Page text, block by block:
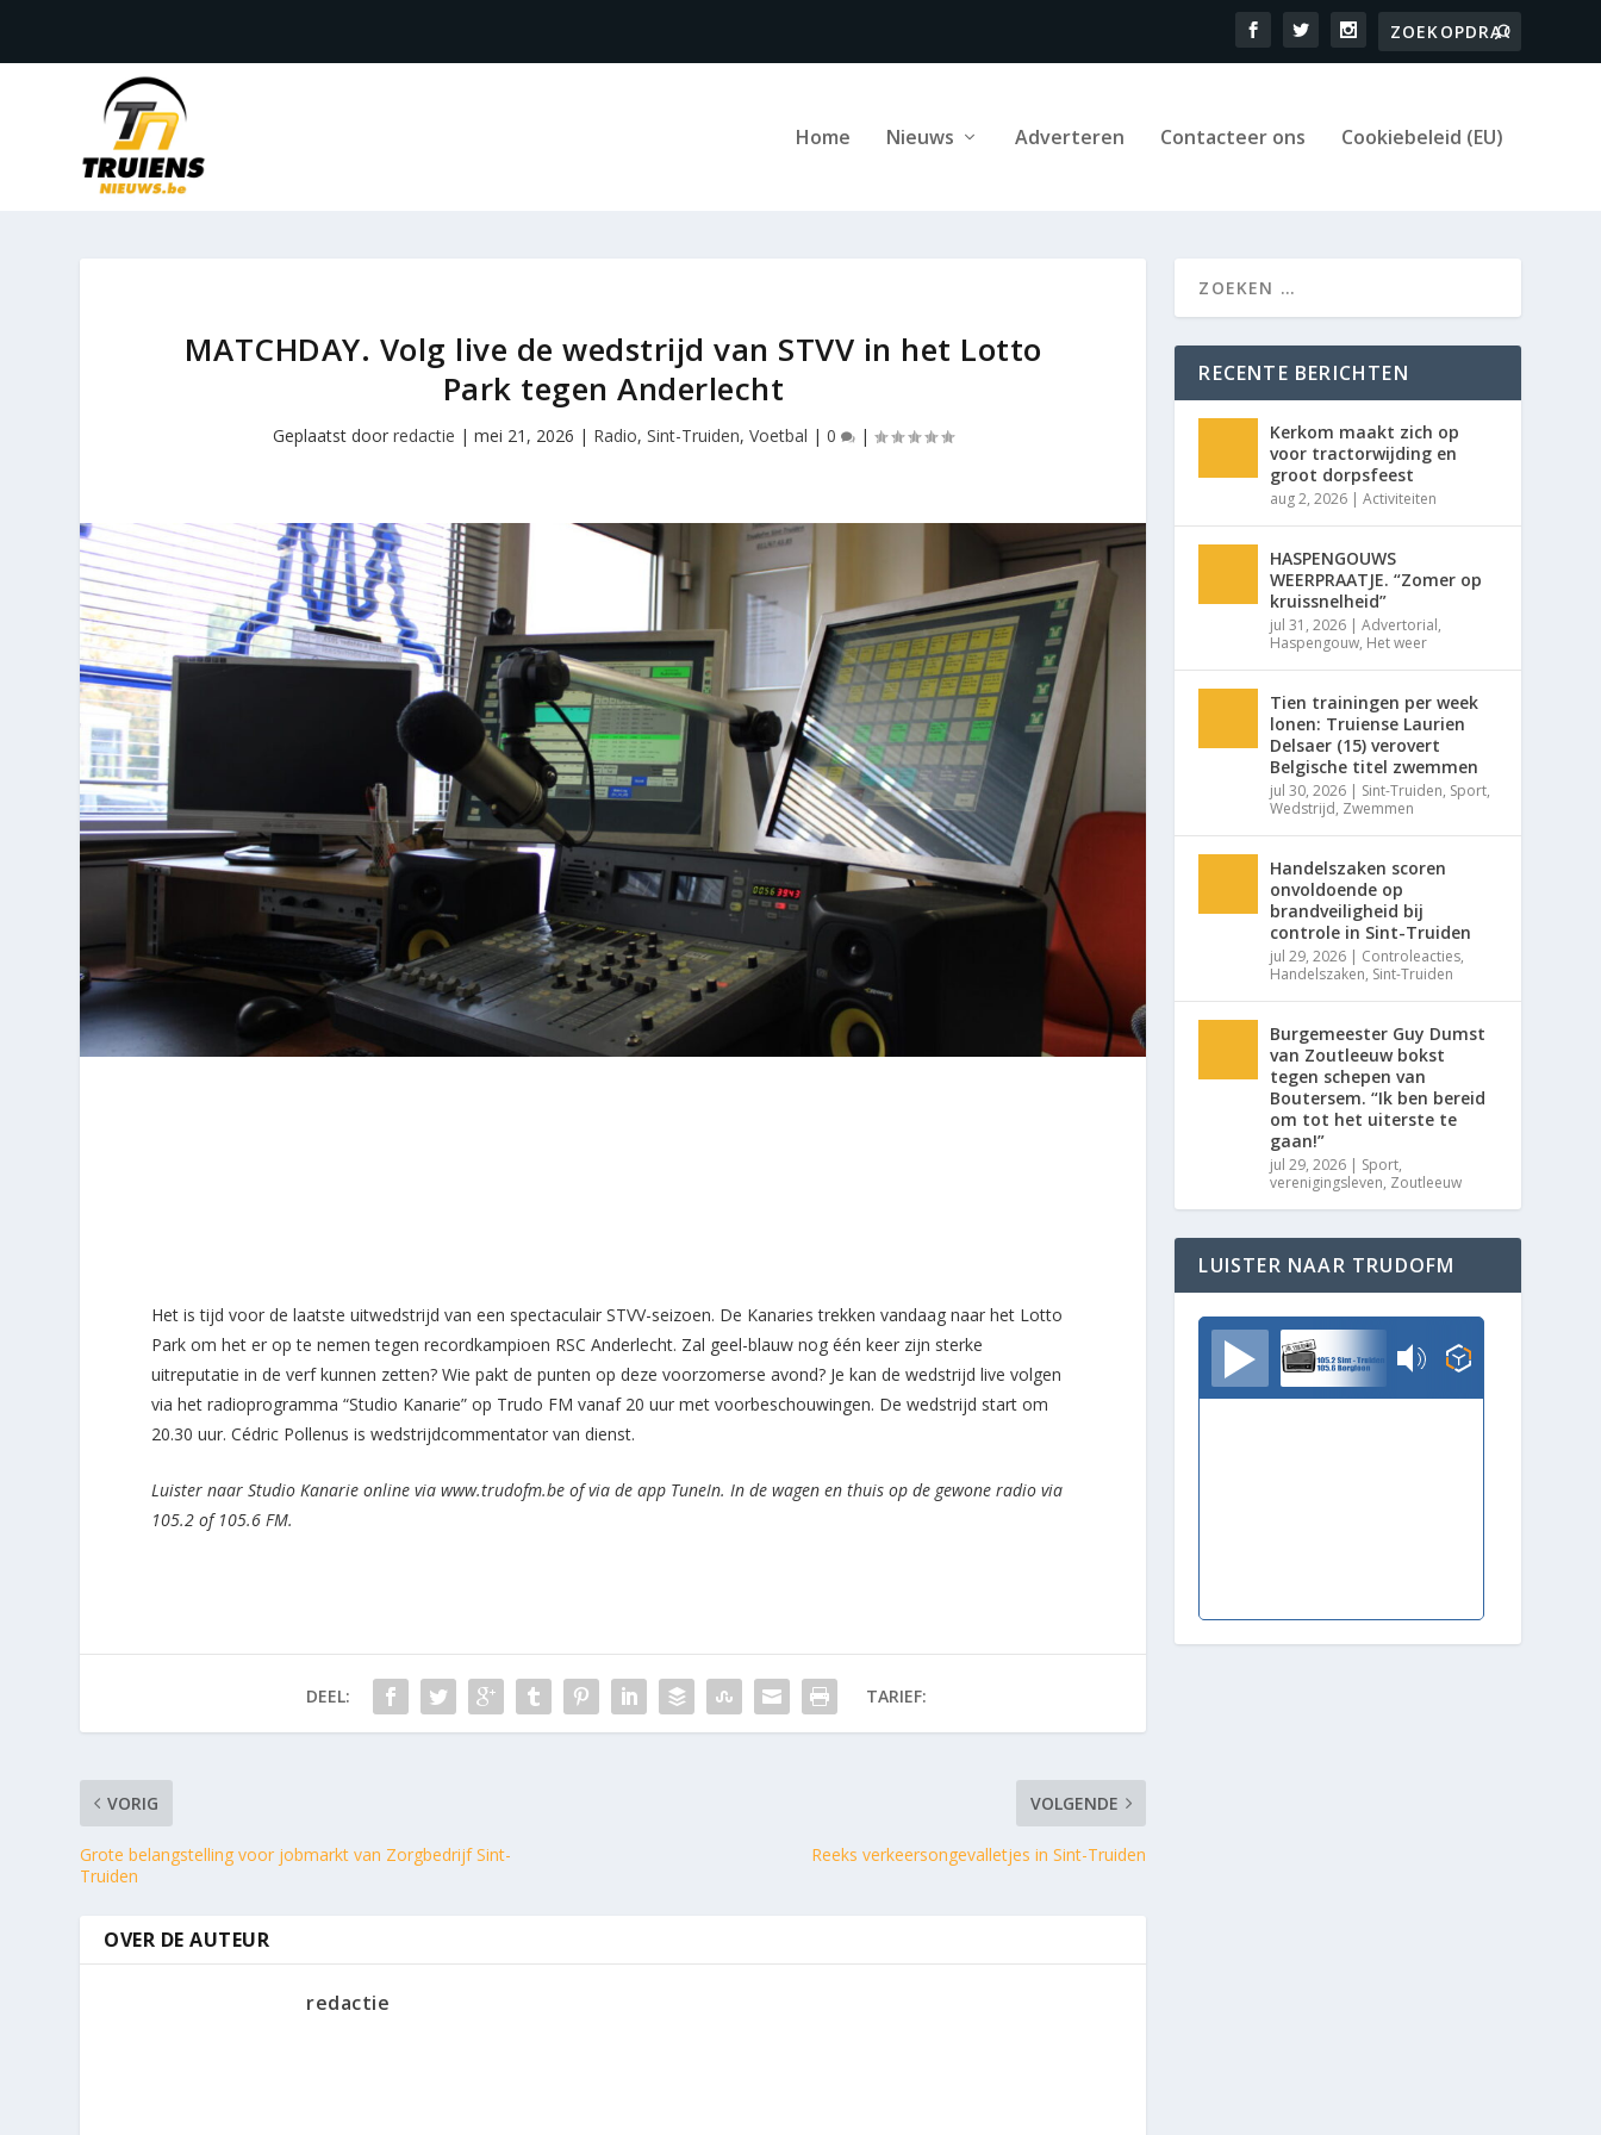
Home Nieuws Adverteren Contacteer ons Cookiebeleid (EU)
MATCHDAY. Volg live de wedstrijd van STVV in het Lotto
Park tegen Anderlecht
Geplaatst doorredactie |mei 21, 2026 | Radio,Sint-Truiden,Voetbal |0 |
Het is tijd voor de laatste uitwedstrijd van een spectaculair STVV-seizoen. De Kanaries trekken vandaag naar het Lotto
Park om het er op te nemen tegen recordkampioen RSC Anderlecht. Zal geel-blauw nog één keer zijn sterke
uitreputatie in de verf kunnen zetten? Wie pakt de punten op deze voorzomerse avond? Je kan de wedstrijd live volgen
via het radioprogramma “Studio Kanarie” op Trudo FM vanaf 20 uur met voorbeschouwingen. De wedstrijd start om
20.30 uur. Cédric Pollenus is wedstrijdcommentator van dienst.
Luister naar Studio Kanarie online via www.trudofm.be of via de app TuneIn. In de wagen en thuis op de gewone radio via
105.2 of 105.6 FM.
DEEL: TARIEF:
VORIG
Grote belangstelling voor jobmarkt van Zorgbedrijf Sint-
Truiden
VOLGENDE
Reeks verkeersongevalletjes in Sint-Truiden
OVER DE AUTEUR
redactie
RECENTE BERICHTEN
Kerkom maakt zich op
voor tractorwijding en
groot dorpsfeest
aug 2, 2026 |Activiteiten
HASPENGOUWS
WEERPRAATJE. “Zomer op
kruissnelheid”
jul 31, 2026 |Advertorial,
Haspengouw, Het weer
Tien trainingen per week
lonen: Truiense Laurien
Delsaer (15) verovert
Belgische titel zwemmen
jul 30, 2026 | Sint-Truiden, Sport,
Wedstrijd, Zwemmen
Handelszaken scoren
onvoldoende op
brandveiligheid bij
controle in Sint-Truiden
jul 29, 2026 | Controleacties,
Handelszaken, Sint-Truiden
Burgemeester Guy Dumst
van Zoutleeuw bokst
tegen schepen van
Boutersem. “Ik ben bereid
om tot het uiterste te
gaan!”
jul 29, 2026 | Sport,
verenigingsleven, Zoutleeuw
LUISTER NAAR TRUDOFM
TrudoFM